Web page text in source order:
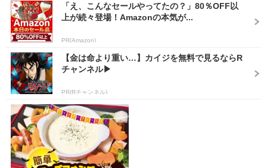
「え、こんなセールやってたの？」80％OFF以
上が続々登場！Amazonの本気が...
PR(Amazon)
【金は命より重い…】カイジを無料で見るならR
チャンネル▶︎
PR(Rチャンネル)